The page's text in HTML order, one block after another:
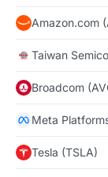
Amazon.com
Taiwan
Broadcom
Meta
Tesla (TSLA)